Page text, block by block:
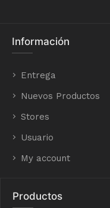
Información
Entrega
Nuevos Productos
Stores
Usuario
My account
Productos